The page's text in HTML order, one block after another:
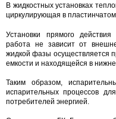
В жидкостных установках
циркулирующая в
Установки прямого
работа не зависит от
жидкой фазы осуществляется
емкости и находящейся в
Таким образом,
испарительных процессов
потребителей энергией.